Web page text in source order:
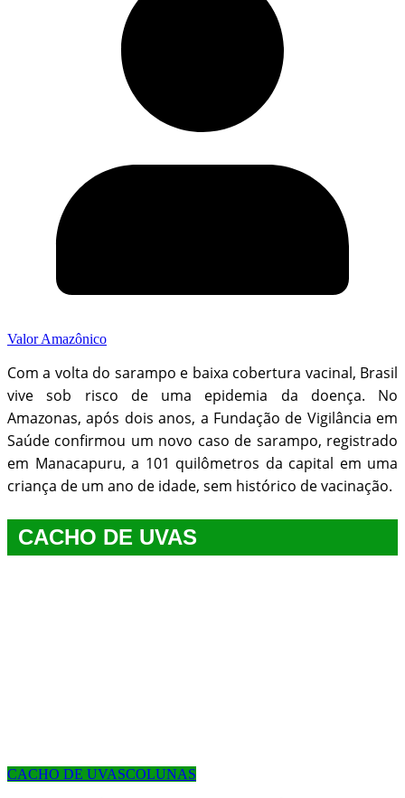
Valor Amazônico
Com a volta do sarampo e baixa cobertura vacinal, Brasil
vive sob risco de uma epidemia da doença. No
Amazonas, após dois anos, a Fundação de Vigilância em
Saúde confirmou um novo caso de sarampo, registrado
em Manacapuru, a 101 quilômetros da capital em uma
criança de um ano de idade, sem histórico de vacinação.
CACHO DE UVAS
CACHO DE UVASCOLUNAS